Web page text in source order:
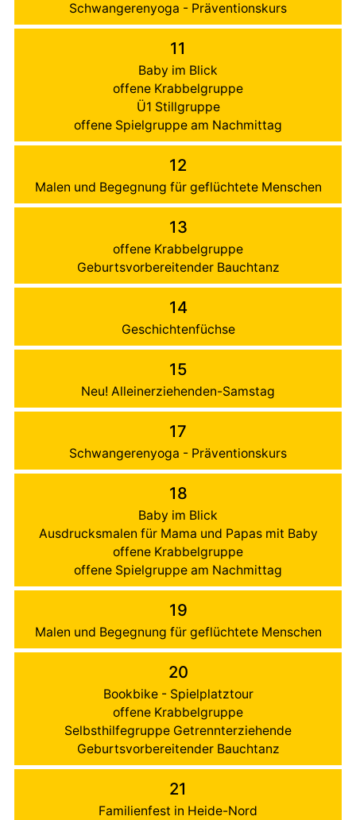
Schwangerenyoga - Präventionskurs
11
Baby im Blick
offene Krabbelgruppe
Ü1 Stillgruppe
offene Spielgruppe am Nachmittag
12
Malen und Begegnung für geflüchtete Menschen
13
offene Krabbelgruppe
Geburtsvorbereitender Bauchtanz
14
Geschichtenfüchse
15
Neu! Alleinerziehenden-Samstag
17
Schwangerenyoga - Präventionskurs
18
Baby im Blick
Ausdrucksmalen für Mama und Papas mit Baby
offene Krabbelgruppe
offene Spielgruppe am Nachmittag
19
Malen und Begegnung für geflüchtete Menschen
20
Bookbike - Spielplatztour
offene Krabbelgruppe
Selbsthilfegruppe Getrennterziehende
Geburtsvorbereitender Bauchtanz
21
Familienfest in Heide-Nord